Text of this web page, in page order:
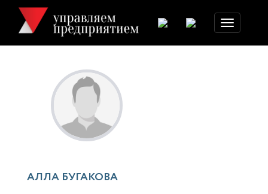
Toggle
navigation
АЛЛА БУГАКОВА